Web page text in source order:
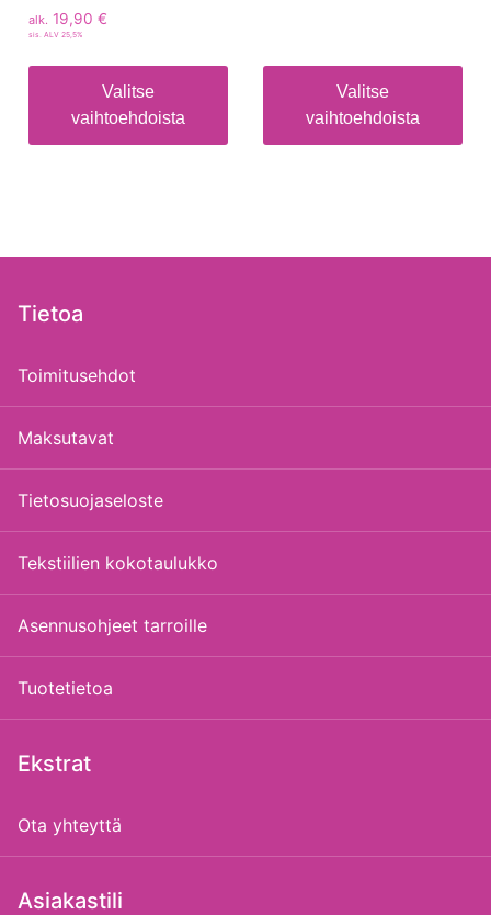
alk. 19,90 €
sis. ALV 25,5%
Valitse
vaihtoehdoista
Valitse
vaihtoehdoista
Tietoa
Toimitusehdot
Maksutavat
Tietosuojaseloste
Tekstiilien kokotaulukko
Asennusohjeet tarroille
Tuotetietoa
Ekstrat
Ota yhteyttä
Asiakastili